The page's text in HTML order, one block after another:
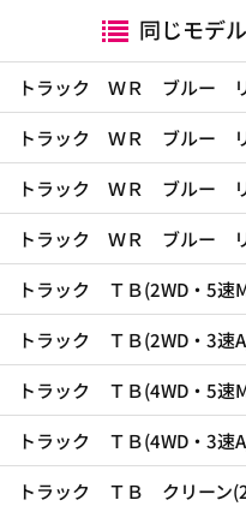
同じモデ
トラック ＷＲ ブルー リ
トラック ＷＲ ブルー リ
トラック ＷＲ ブルー リ
トラック ＷＲ ブルー リ
トラック ＴＢ(2WD・5速
トラック ＴＢ(2WD・3速
トラック ＴＢ(4WD・5速
トラック ＴＢ(4WD・3速
トラック ＴＢ クリーン